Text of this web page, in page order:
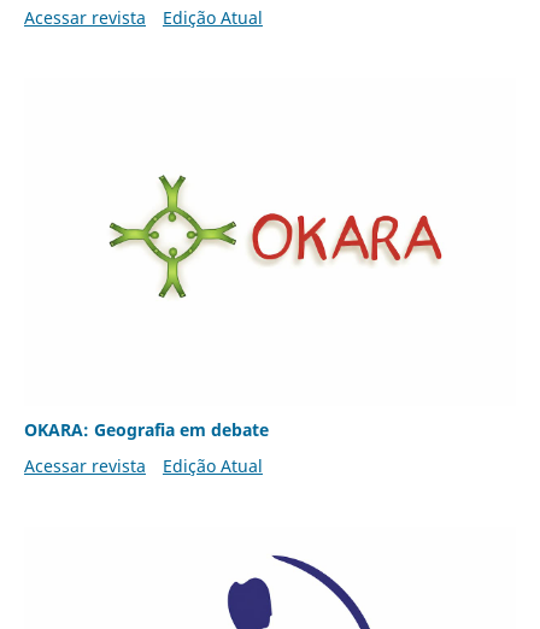
Acessar revista
Edição Atual
OKARA: Geografia em debate
Acessar revista
Edição Atual